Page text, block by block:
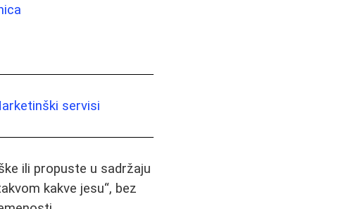
servisi
ili propuste u sadržaju
kakve jesu“, bez